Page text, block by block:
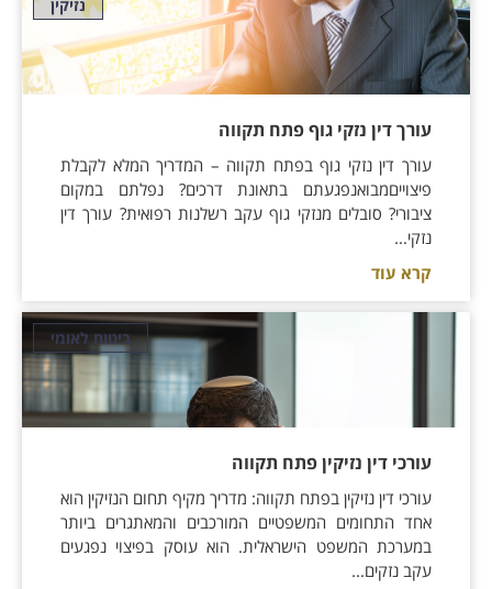
נזיקין
עורך דין נזקי גוף פתח תקווה
עורך דין נזקי גוף בפתח תקווה – המדריך המלא לקבלת
פיצוייםמבואנפגעתם בתאונת דרכים? נפלתם במקום
ציבורי? סובלים מנזקי גוף עקב רשלנות רפואית? עורך דין
נזקי...
קרא עוד
ביטוח לאומי
עורכי דין נזיקין פתח תקווה
עורכי דין נזיקין בפתח תקווה: מדריך מקיף תחום הנזיקין הוא
אחד התחומים המשפטיים המורכבים והמאתגרים ביותר
במערכת המשפט הישראלית. הוא עוסק בפיצוי נפגעים
עקב נזקים...